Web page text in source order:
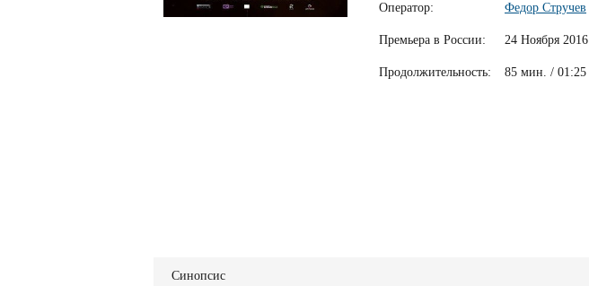
Оператор: Федор Стручев
Премьера в России: 24 Ноября 2016
Продолжительность: 85 мин. / 01:25
Синопсис